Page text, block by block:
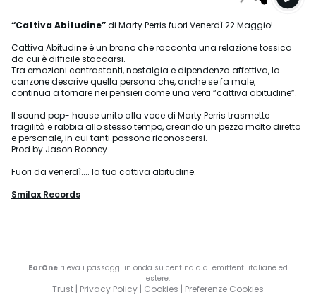
“Cattiva Abitudine”di Marty Perris fuori Venerdì 22 Maggio!
Cattiva Abitudine è un brano che racconta una relazione tossica
da cui è difficile staccarsi.
Tra emozioni contrastanti, nostalgia e dipendenza affettiva, la
canzone descrive quella persona che, anche se fa male,
continua a tornare nei pensieri come una vera “cattiva abitudine”.
Il sound pop- house unito alla voce di Marty Perris trasmette
fragilità e rabbia allo stesso tempo, creando un pezzo molto diretto
e personale, in cui tanti possono riconoscersi.
Prod by Jason Rooney
Fuori da venerdì.... la tua cattiva abitudine.
Smilax Records
EarOne rileva i passaggi in onda su centinaia di emittenti italiane ed
estere.
Trust | Privacy Policy | Cookies | Preferenze Cookies